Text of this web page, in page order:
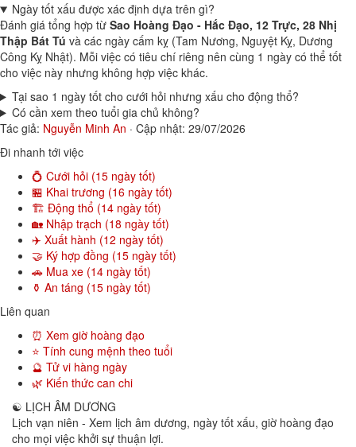
Ngày tốt xấu được xác định dựa trên gì?
Đánh giá tổng hợp từ Sao Hoàng Đạo - Hắc Đạo, 12 Trực, 28 Nhị
Thập Bát Tú và các ngày cấm kỵ (Tam Nương, Nguyệt Kỵ, Dương
Công Kỵ Nhật). Mỗi việc có tiêu chí riêng nên cùng 1 ngày có thể tốt
cho việc này nhưng không hợp việc khác.
Tại sao 1 ngày tốt cho cưới hỏi nhưng xấu cho động thổ?
Có cần xem theo tuổi gia chủ không?
Tác giả: Nguyễn Minh An · Cập nhật: 29/07/2026
Đi nhanh tới việc
💍 Cưới hỏi (15 ngày tốt)
🏪 Khai trương (16 ngày tốt)
🏗️ Động thổ (14 ngày tốt)
🏡 Nhập trạch (18 ngày tốt)
✈️ Xuất hành (12 ngày tốt)
🤝 Ký hợp đồng (15 ngày tốt)
🚗 Mua xe (14 ngày tốt)
⚱️ An táng (15 ngày tốt)
Liên quan
⏰ Xem giờ hoàng đạo
⭐ Tính cung mệnh theo tuổi
🔮 Tử vi hàng ngày
🌿 Kiến thức can chi
☯ LỊCH ÂM DƯƠNG
Lịch vạn niên - Xem lịch âm dương, ngày tốt xấu, giờ hoàng đạo
cho mọi việc khởi sự thuận lợi.